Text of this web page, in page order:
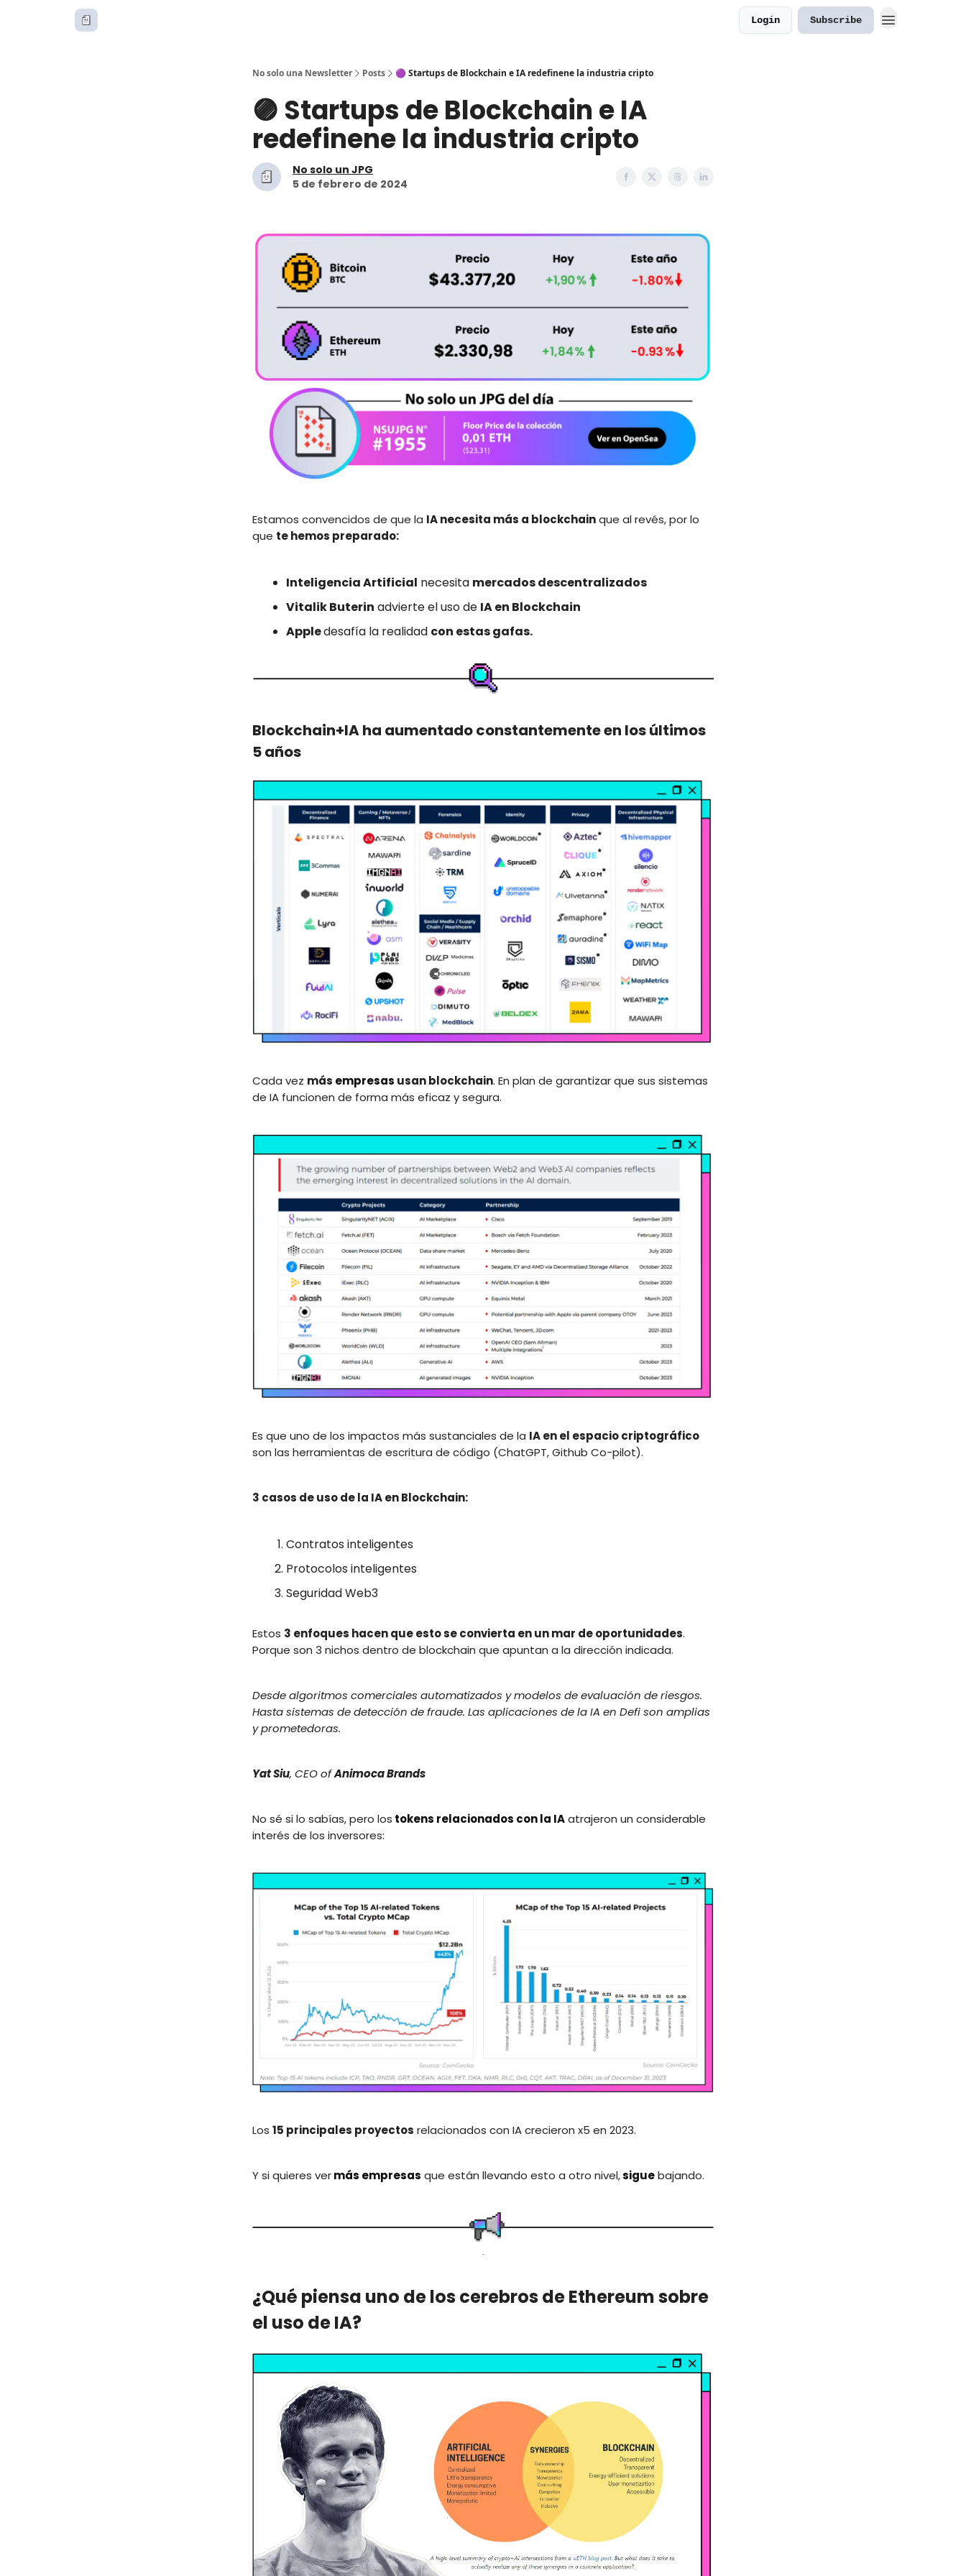
Login Subscribe
No solo una Newsletter Posts 🟣 Startups de Blockchain e IA redefinene la industria cripto
🟣 Startups de Blockchain e IA
redefinene la industria cripto
No solo un JPG
5 de febrero de 2024
Estamos convencidos de que la IA necesita más a blockchainque al revés, por lo
que te hemos preparado:
Inteligencia Artificial necesita mercados descentralizados
Vitalik Buterin advierte el uso de IA en Blockchain
Appledesafía la realidad con estas gafas.
Blockchain+IA ha aumentado constantemente en los últimos
5 años
Cada vez más empresas usan blockchain. En plan de garantizar que sus sistemas
de IA funcionen de forma más eficaz y segura.
Es que uno de los impactos más sustanciales de la IA en el espacio criptográfico
son las herramientas de escritura de código (ChatGPT, Github Co-pilot).
3 casos de uso de la IA en Blockchain:
Contratos inteligentes
Protocolos inteligentes
Seguridad Web3
Estos 3 enfoques hacen que esto se convierta en un mar de oportunidades.
Porque son 3 nichos dentro de blockchain que apuntan a la dirección indicada.
Desde algoritmos comerciales automatizados y modelos de evaluación de riesgos.
Hasta sistemas de detección de fraude. Las aplicaciones de la IA en Defi son amplias
y prometedoras.
Yat Siu, CEO ofAnimoca Brands
No sé si lo sabías, pero los tokens relacionados con la IAatrajeron un considerable
interés de los inversores:
Los 15 principales proyectos relacionados con IA crecieron x5 en 2023.
Y si quieres vermás empresas que están llevando esto a otro nivel,siguebajando.
¿Qué piensa uno de los cerebros de Ethereum sobre
el uso de IA?